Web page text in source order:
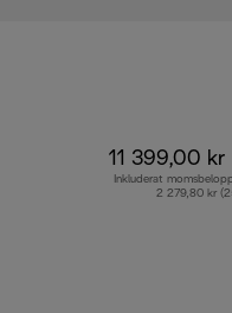
11 399,00 kr
Inkluderat
2 279,80 kr